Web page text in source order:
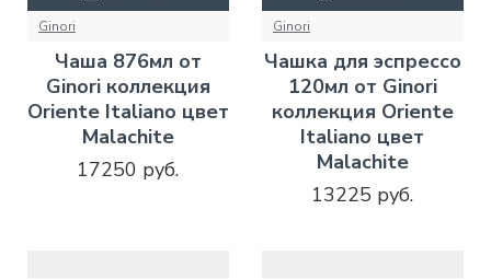
Ginori
Чаша 876мл от
Ginori коллекция
Oriente Italiano цвет
Malachite
17250 руб.
Ginori
Чашка для эспрессо
120мл от Ginori
коллекция Oriente
Italiano цвет
Malachite
13225 руб.